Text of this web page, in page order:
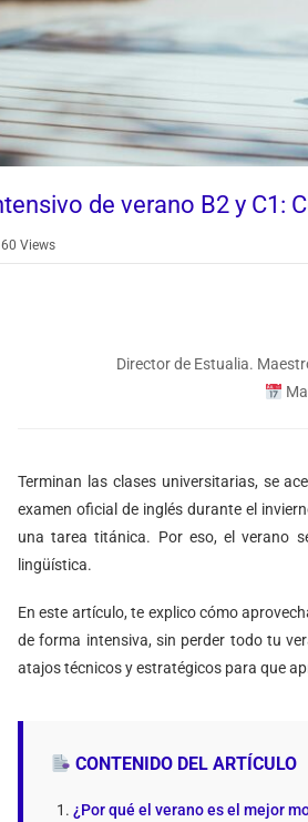
de verano B2 y C1:
60 Views
Director de Estualia.
Terminan las clases universitarias, se
examen oficial de inglés durante el
una tarea titánica. Por eso, el verano
lingüística.
En este artículo, te explico cómo
de forma intensiva, sin perder todo tu
atajos técnicos y estratégicos para que
CONTENIDO DEL ARTÍCULO
¿Por qué el verano es el mejor